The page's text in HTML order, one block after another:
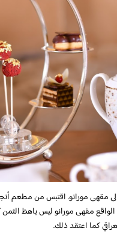
مقهى مورانو. اقتبس من مطعم
مقهى مورانو ليس باهظ
كما اعتقد ذلك.